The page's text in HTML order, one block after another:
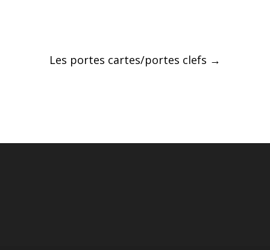
Post
navigation
Les portes cartes/portes clefs →